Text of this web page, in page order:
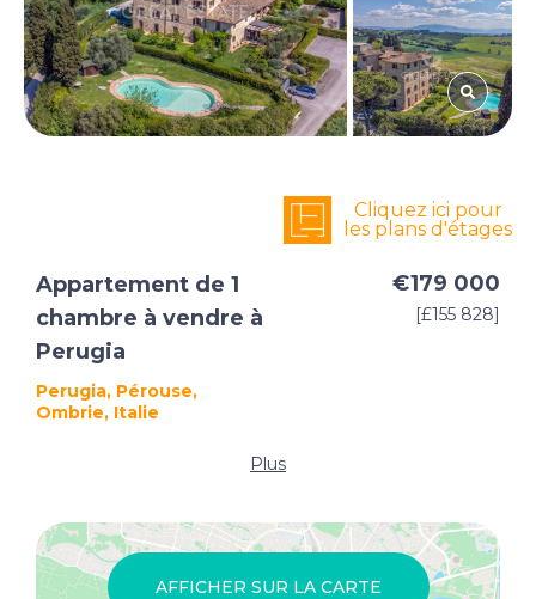
Cliquez ici pour
les plans d'étages
Appartement de 1
chambre à vendre à
Perugia
Perugia, Pérouse,
Ombrie, Italie
€179 000
[£155 828]
Plus
AFFICHER SUR LA CARTE